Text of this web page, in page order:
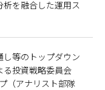
析を融合した運用ス
等のトップダウン
る投資戦略委員会
（アナリスト部隊